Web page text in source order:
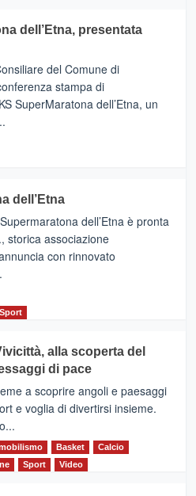
dell’Etna, presentata
del Comune di
stampa di
SuperMaratona dell’Etna, un
dell’Etna
dell’Etna è pronta
storica associazione
con rinnovato
Sport
alla scoperta del
di pace
a scoprire angoli e paesaggi
e voglia di divertirsi insieme.
Basket
Calcio
Sport Video